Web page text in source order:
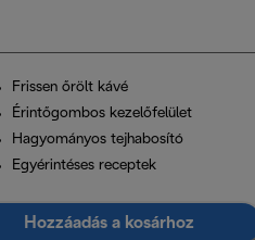
Frissen őrölt kávé
Érintőgombos kezelőfelület
Hagyományos tejhabosító
Egyérintéses receptek
Hozzáadás a kosárhoz